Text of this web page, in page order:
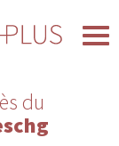
du